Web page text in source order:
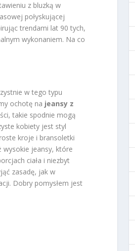
z bluzką w
połyskującej
trendami lat 90 tych,
wykonaniem. Na co
w tego typu
ochotę na jeansy z
takie spodnie mogą
kobiety jest styl
kroje i bransoletki
wysokie jeansy, które
ciała i niezbyt
zasadę, jak w
Dobry pomysłem jest